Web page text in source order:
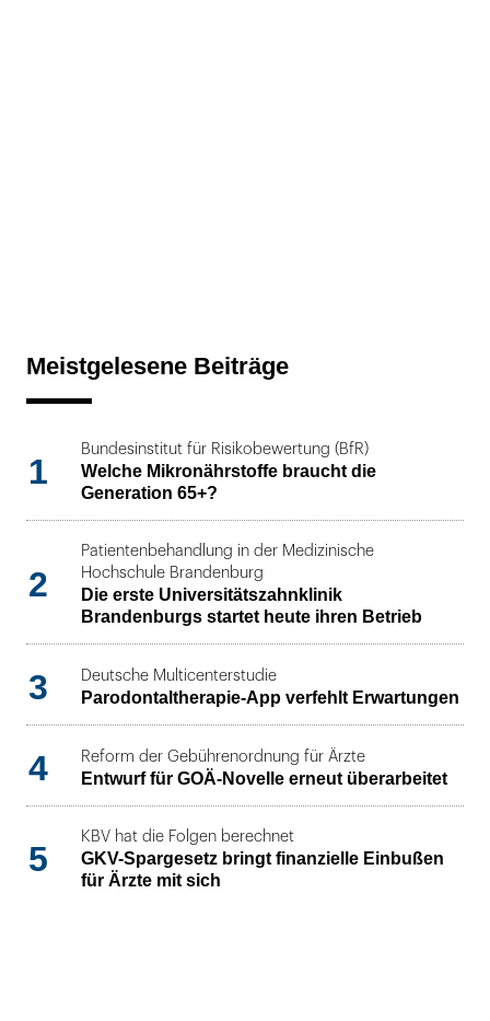
Meistgelesene Beiträge
1
Bundesinstitut für Risikobewertung (BfR)
Welche Mikronährstoffe braucht die
Generation 65+?
2
Patientenbehandlung in der Medizinische
Hochschule Brandenburg
Die erste Universitätszahnklinik
Brandenburgs startet heute ihren Betrieb
3 Deutsche Multicenterstudie
Parodontaltherapie-App verfehlt Erwartungen
4 Reform der Gebührenordnung für Ärzte
Entwurf für GOÄ-Novelle erneut überarbeitet
5
KBV hat die Folgen berechnet
GKV-Spargesetz bringt finanzielle Einbußen
für Ärzte mit sich